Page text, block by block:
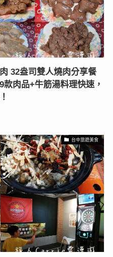
32盎司雙人燒肉分享餐
肉品+牛筋湯料理快速，
台中旅遊美食